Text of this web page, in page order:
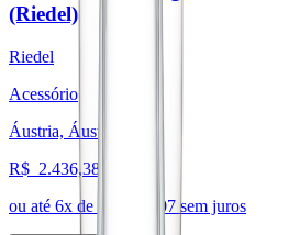
(Riedel)
Riedel
Acessório
Áustria, Áustria
R$ 2.436,38
ou até 6x de R$ 406,07 sem juros